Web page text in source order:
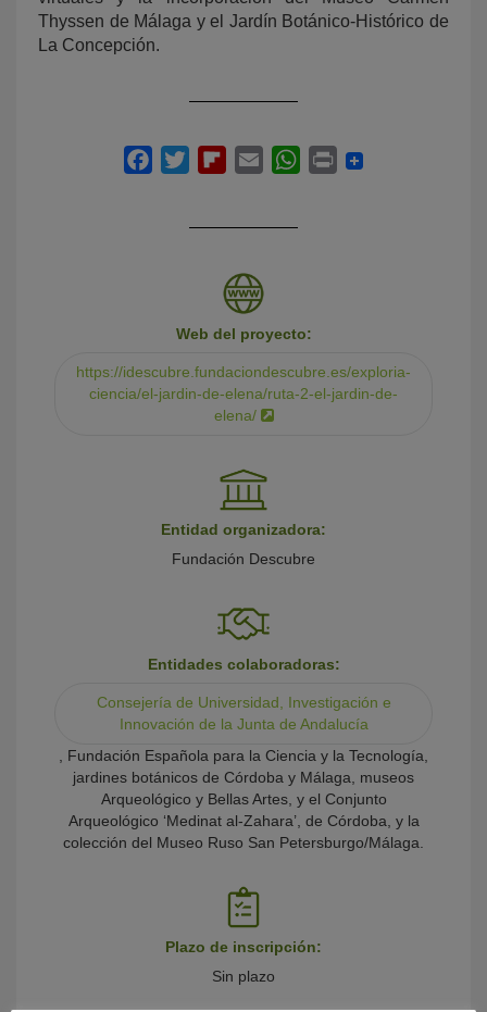
Thyssen de Málaga y el Jardín Botánico-Histórico de
La Concepción.
Web del proyecto:
https://idescubre.fundaciondescubre.es/exploria-
ciencia/el-jardin-de-elena/ruta-2-el-jardin-de-
elena/
Entidad organizadora:
Fundación Descubre
Entidades colaboradoras:
Consejería de Universidad, Investigación e
Innovación de la Junta de Andalucía
, Fundación Española para la Ciencia y la Tecnología,
jardines botánicos de Córdoba y Málaga, museos
Arqueológico y Bellas Artes, y el Conjunto
Arqueológico ‘Medinat al-Zahara’, de Córdoba, y la
colección del Museo Ruso San Petersburgo/Málaga.
Plazo de inscripción:
Sin plazo